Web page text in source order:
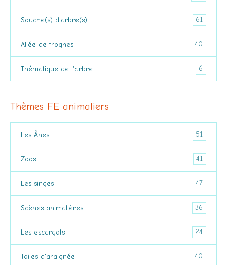
Souche(s) d'arbre(s) 61
Allée de trognes 40
Thématique de l'arbre 6
Thèmes FE animaliers
Les Ânes 51
Zoos 41
Les singes 47
Scènes animalières 36
Les escargots 24
Toiles d'araignée 40